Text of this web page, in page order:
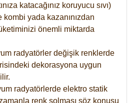
katacağınız koruyucu sıvı)
kombi yada kazanınızdan
önemli miktarda
radyatörler değişik renklerde
dekorasyona uygun
radyatörlerde elektro statik
renk solması söz konusu